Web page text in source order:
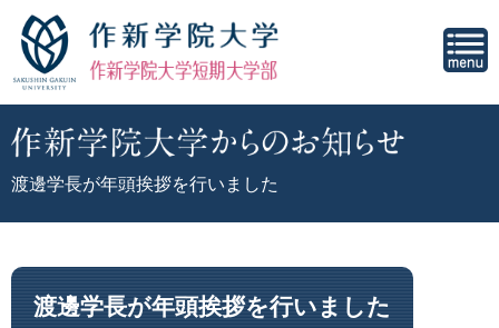
渡邊学長が年頭挨拶を行いました
渡邊学長が年頭挨拶を行いました